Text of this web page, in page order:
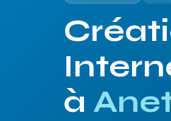
à